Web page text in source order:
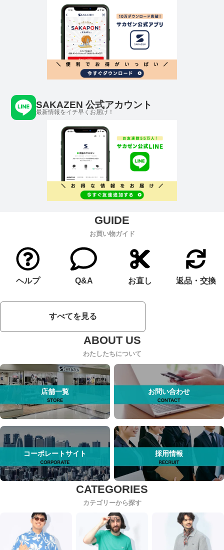
SAKAZEN 公式アカウント
最新情報をイチ早くお届け！
お買い物ガイド
ヘルプ Q&A お直し 返品・交換
すべてを見る
わたしたちについて
店舗一覧 お問い合わせ
コーポレートサイト 採用情報
カテゴリーから探す